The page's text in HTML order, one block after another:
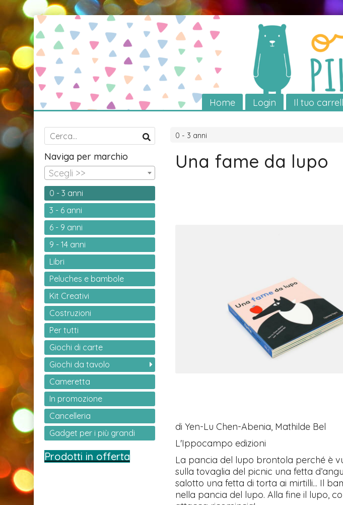
Home Login Il tuo
0 - 3 anni
Una fame da lupo
di Yen-Lu Chen-Abenia, Mathilde Bel
L'Ippocampo edizioni
La pancia del lupo brontola perché è
sulla tovaglia del picnic una fetta
salotto una fetta di torta ai mirtilli... Il
nella pancia del lupo. Alla fine il lupo,
Naviga per marchio
Scegli >>
0 - 3 anni
3 - 6 anni
6 - 9 anni
9 - 14 anni
Libri
Peluches e bambole
Kit Creativi
Costruzioni
Per tutti
Giochi di carte
Giochi da tavolo
Cameretta
In promozione
Cancelleria
Gadget per i più grandi
Prodotti in offerta